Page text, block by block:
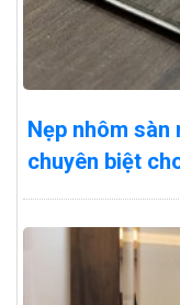
Nẹp nhôm sàn
chuyên biệt